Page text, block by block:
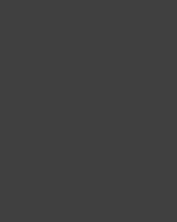
dass die USA als Land mit unzureichendem
Risiko, dass US-Behörden personenbezogene
Klagemöglichkeiten für Europäer bestehen.